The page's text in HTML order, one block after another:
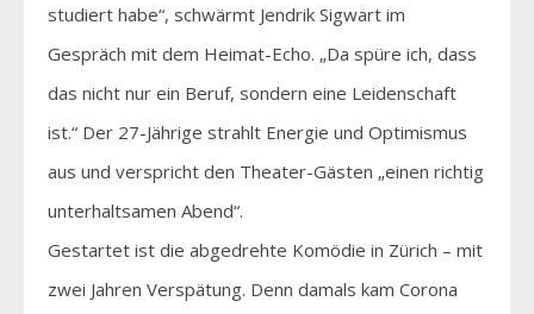
studiert habe“, schwärmt Jendrik Sigwart im
Gespräch mit dem Heimat-Echo. „Da spüre ich, dass
das nicht nur ein Beruf, sondern eine Leidenschaft
ist.“ Der 27-Jährige strahlt Energie und Optimismus
aus und verspricht den Theater-Gästen „einen richtig
unterhaltsamen Abend“.
Gestartet ist die abgedrehte Komödie in Zürich – mit
zwei Jahren Verspätung. Denn damals kam Corona